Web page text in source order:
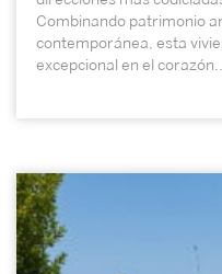
Combinando patrimonio
contemporánea, esta
excepcional en el corazón...